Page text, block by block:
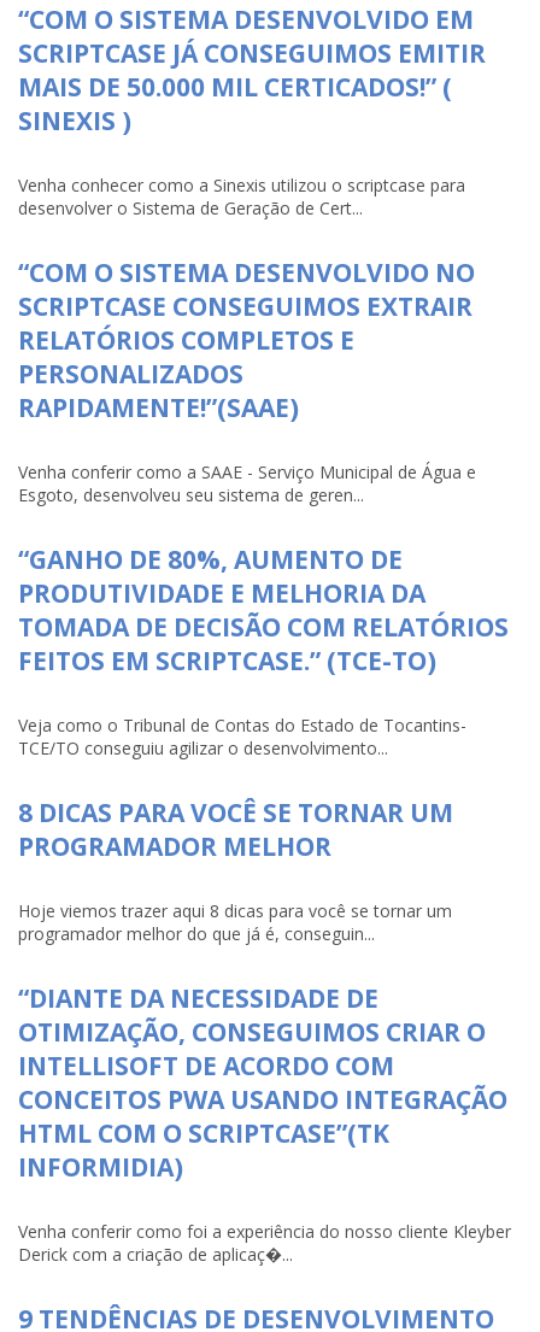
“COM O SISTEMA DESENVOLVIDO EM
SCRIPTCASE JÁ CONSEGUIMOS EMITIR
MAIS DE 50.000 MIL CERTICADOS!” (
SINEXIS )
Venha conhecer como a Sinexis utilizou o scriptcase para
desenvolver o Sistema de Geração de Cert...
“COM O SISTEMA DESENVOLVIDO NO
SCRIPTCASE CONSEGUIMOS EXTRAIR
RELATÓRIOS COMPLETOS E
PERSONALIZADOS
RAPIDAMENTE!”(SAAE)
Venha conferir como a SAAE - Serviço Municipal de Água e
Esgoto, desenvolveu seu sistema de geren...
“GANHO DE 80%, AUMENTO DE
PRODUTIVIDADE E MELHORIA DA
TOMADA DE DECISÃO COM RELATÓRIOS
FEITOS EM SCRIPTCASE.” (TCE-TO)
Veja como o Tribunal de Contas do Estado de Tocantins-
TCE/TO conseguiu agilizar o desenvolvimento...
8 DICAS PARA VOCÊ SE TORNAR UM
PROGRAMADOR MELHOR
Hoje viemos trazer aqui 8 dicas para você se tornar um
programador melhor do que já é, conseguin...
“DIANTE DA NECESSIDADE DE
OTIMIZAÇÃO, CONSEGUIMOS CRIAR O
INTELLISOFT DE ACORDO COM
CONCEITOS PWA USANDO INTEGRAÇÃO
HTML COM O SCRIPTCASE”(TK
INFORMIDIA)
Venha conferir como foi a experiência do nosso cliente Kleyber
Derick com a criação de aplicaç�...
9 TENDÊNCIAS DE DESENVOLVIMENTO